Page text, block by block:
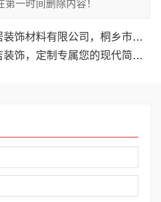
一时间删除内容！
料有限公司，桐乡市旧房翻新室内设计专业之选
，定制专属您的现代简约全包家装